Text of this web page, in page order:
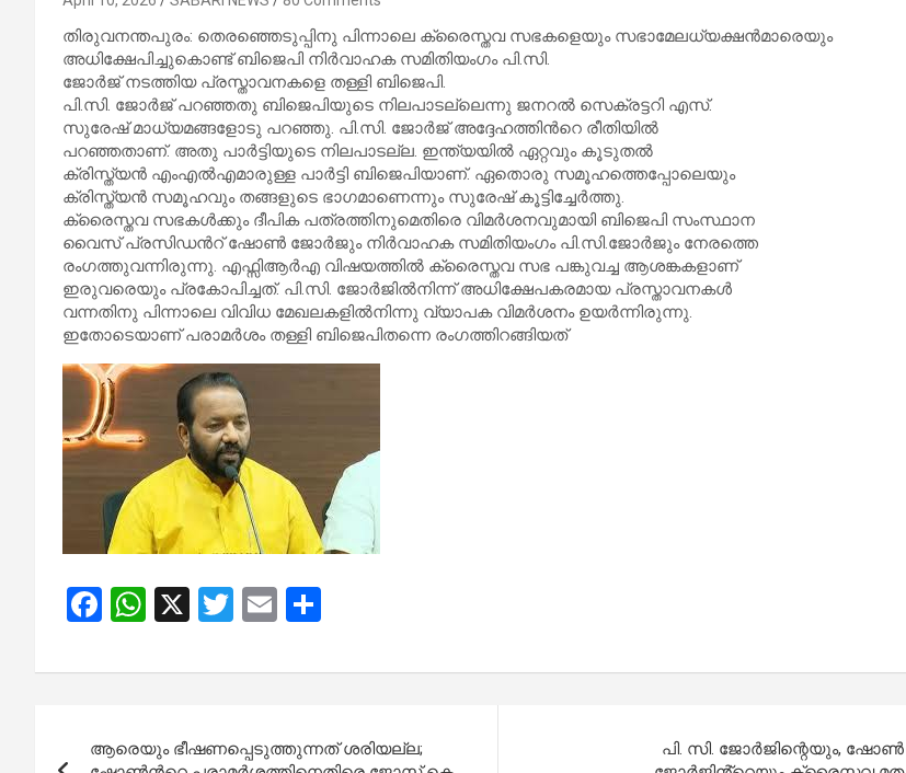
തിരുവനന്തപുരം: തെരഞ്ഞെടുപ്പിനു പിന്നാലെ ക്രൈസ്തവ സഭകളെയും സഭാമേലധ്യക്ഷൻമാരെയും
അധിക്ഷേപിച്ചുകൊണ്ട് ബിജെപി നിർവാഹക സമിതിയംഗം പി.സി.
ജോർജ് നടത്തിയ പ്രസ്താവനകളെ തള്ളി ബിജെപി.
പി.സി. ജോർജ് പറഞ്ഞതു ബിജെപിയുടെ നിലപാടല്ലെന്നു ജനറൽ സെക്രട്ടറി എസ്.
സുരേഷ് മാധ്യമങ്ങളോടു പറഞ്ഞു. പി.സി. ജോർജ് അദ്ദേഹത്തിന്‍റെ രീതിയിൽ
പറഞ്ഞതാണ്. അതു പാർട്ടിയുടെ നിലപാടല്ല. ഇന്ത്യയിൽ ഏറ്റവും കൂടുതൽ
ക്രിസ്ത്യൻ എംഎൽഎമാരുള്ള പാർട്ടി ബിജെപിയാണ്. ഏതൊരു സമൂഹത്തെപ്പോലെയും
ക്രിസ്ത്യൻ സമൂഹവും തങ്ങളുടെ ഭാഗമാണെന്നും സുരേഷ് കൂട്ടിച്ചേർത്തു.
ക്രൈസ്തവ സഭകൾക്കും ദീപിക പത്രത്തിനുമെതിരെ വിമർശനവുമായി ബിജെപി സംസ്ഥാന
വൈസ് പ്രസിഡന്‍റ് ഷോൺ ജോർജും നിർവാഹക സമിതിയംഗം പി.സി.ജോർജും നേരത്തെ
രംഗത്തുവന്നിരുന്നു. എഫ്സിആർഎ വിഷയത്തിൽ ക്രൈസ്തവ സഭ പങ്കുവച്ച ആശങ്കകളാണ്
ഇരുവരെയും പ്രകോപിച്ചത്. പി.സി. ജോർജിൽനിന്ന് അധിക്ഷേപകരമായ പ്രസ്താവനകൾ
വന്നതിനു പിന്നാലെ വിവിധ മേഖലകളിൽനിന്നു വ്യാപക വിമർശനം ഉയർന്നിരുന്നു.
ഇതോടെയാണ് പരാമർശം തള്ളി ബിജെപിതന്നെ രംഗത്തിറങ്ങിയത്
F
ce
o
W
at
A
X
T
tt
E
ail ar
ആരെയും ഭീഷണപ്പെടുത്തുന്നത് ശരിയല്ല;
പി. സി. ജോർജിന്റെയും, ഷോൺ